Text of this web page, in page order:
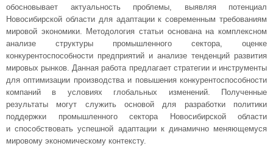
обосновывает актуальность проблемы, выявляя потенциал
Новосибирской области для адаптации к современным требованиям
мировой экономики. Методология статьи основана на комплексном
анализе структуры промышленного сектора, оценке
конкурентоспособности предприятий и анализе тенденций развития
мировых рынков. Данная работа предлагает стратегии и инструменты
для оптимизации производства и повышения конкурентоспособности
компаний в условиях глобальных изменений. Полученные
результаты могут служить основой для разработки политики
поддержки промышленного сектора Новосибирской области
и способствовать успешной адаптации к динамично меняющемуся
мировому экономическому контексту.